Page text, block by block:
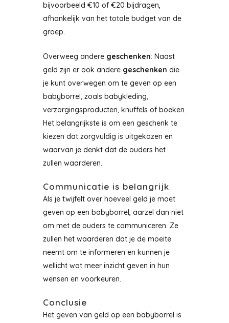
bijvoorbeeld €10 of €20 bijdragen,
afhankelijk van het totale budget van de
groep.
Overweeg andere geschenken: Naast
geld zijn er ook andere geschenken die
je kunt overwegen om te geven op een
babyborrel, zoals babykleding,
verzorgingsproducten, knuffels of boeken.
Het belangrijkste is om een geschenk te
kiezen dat zorgvuldig is uitgekozen en
waarvan je denkt dat de ouders het
zullen waarderen.
Communicatie is belangrijk
Als je twijfelt over hoeveel geld je moet
geven op een babyborrel, aarzel dan niet
om met de ouders te communiceren. Ze
zullen het waarderen dat je de moeite
neemt om te informeren en kunnen je
wellicht wat meer inzicht geven in hun
wensen en voorkeuren.
Conclusie
Het geven van geld op een babyborrel is